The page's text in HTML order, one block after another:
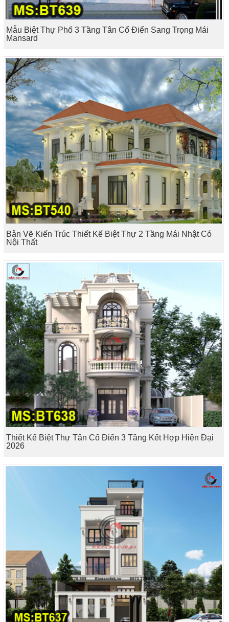
Mẫu Biệt Thự Phố 3 Tầng Tân Cổ Điển Sang Trọng Mái
Mansard
Bản Vẽ Kiến Trúc Thiết Kế Biệt Thự 2 Tầng Mái Nhật Có
Nội Thất
Thiết Kế Biệt Thự Tân Cổ Điển 3 Tầng Kết Hợp Hiện Đại
2026